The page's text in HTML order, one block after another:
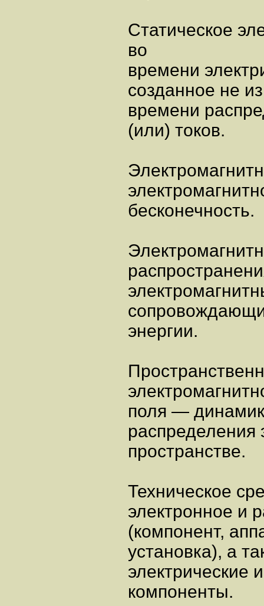
Статическое
во
времени
созданное не
времени
(или) токов.
бесконечность.
энергии.
поля —
распределения
пространстве.
Техническое
электронное и
(компонент,
установка), а
электрические
компоненты.